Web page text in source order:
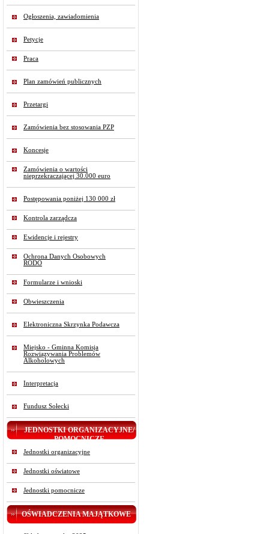
Ogłoszenia, zawiadomienia
Petycje
Praca
Plan zamówień publicznych
Przetargi
Zamówienia bez stosowania PZP
Koncesje
Zamówienia o wartości
nieprzekraczającej 30.000 euro
Postępowania poniżej 130 000 zł
Kontrola zarządcza
Ewidencje i rejestry
Ochrona Danych Osobowych
RODO
Formularze i wnioski
Obwieszczenia
Elektroniczna Skrzynka Podawcza
Miejsko - Gminna Komisja
Rozwiązywania Problemów
Alkoholowych
Interpretacja
Fundusz Sołecki
JEDNOSTKI ORGANIZACYJNE/
POMOCNICZE
Jednostki organizacyjne
Jednostki oświatowe
Jednostki pomocnicze
OŚWIADCZENIA MAJĄTKOWE